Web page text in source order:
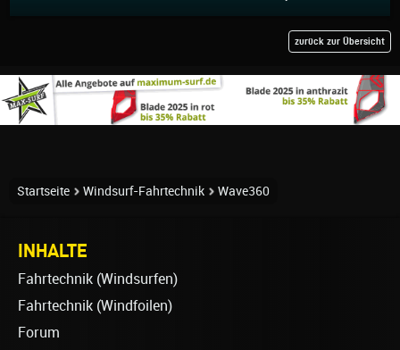
zurück zur Übersicht
Startseite Windsurf-Fahrtechnik Wave360
INHALTE
Fahrtechnik (Windsurfen)
Fahrtechnik (Windfoilen)
Forum